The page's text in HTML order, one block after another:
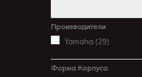
Производители
Yamaha (29)
Форма Корпуса